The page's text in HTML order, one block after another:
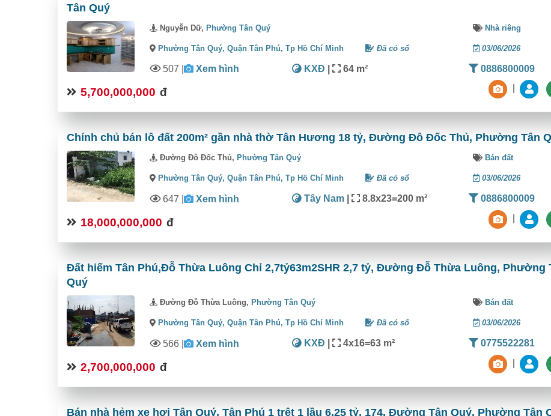
Tân Quý
Nguyễn Dữ,Phường Tân Quý Nhà riêng
Phường Tân Quý, Quận Tân Phú,Tp Hồ Chí Minh Đã có sổ 03/06/2026
507 | Xem hình KXĐ 64 m² 0886800009
5,700,000,000 đ
Chính chủ bán lô đất 200m² gần nhà thờ Tân Hương 18 tỷ, Đường Đô Đốc Thủ, Phường Tân
Đường Đô Đốc Thủ, Phường Tân Quý Bán đất
Phường Tân Quý, Quận Tân Phú,Tp Hồ Chí Minh Đã có sổ 03/06/2026
647 | Xem hình Tây Nam| 8.8x23=200 m² 0886800009
18,000,000,000 đ
Đất hiếm Tân Phú,Đỗ Thừa Luông Chỉ 2,7tỷ63m2SHR 2,7 tỷ, Đường Đỗ Thừa Luông, Phường
Quý
Đường Đỗ Thừa Luông, Phường Tân Quý Bán đất
Phường Tân Quý, Quận Tân Phú,Tp Hồ Chí Minh Đã có sổ 03/06/2026
566 | Xem hình KXĐ 4x16=63 m² 0775522281
2,700,000,000 đ
Bán nhà hẻm xe hơi Tân Quý, Tân Phú 1 trệt 1 lầu 6,25 tỷ, 174, Đường Tân Quý, Phường Tân